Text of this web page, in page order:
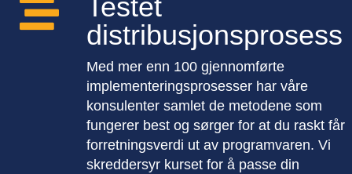

Testet
distribusjonsprosess
Med mer enn 100 gjennomførte
implementeringsprosesser har våre
konsulenter samlet de metodene som
fungerer best og sørger for at du raskt får
forretningsverdi ut av programvaren. Vi
skreddersyr kurset for å passe din